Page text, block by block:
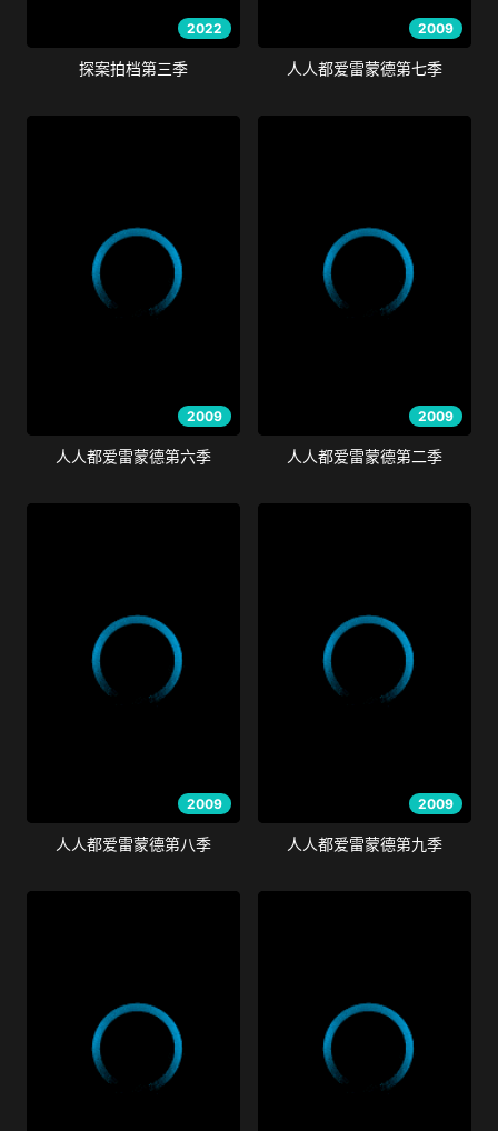
2022
探案拍档第三季
2009
人人都爱雷蒙德第七季
2009
人人都爱雷蒙德第六季
2009
人人都爱雷蒙德第二季
2009
人人都爱雷蒙德第八季
2009
人人都爱雷蒙德第九季